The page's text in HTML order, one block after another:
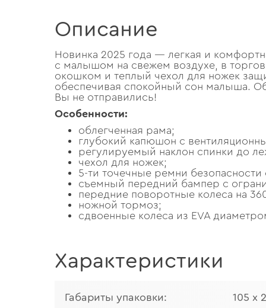
Описание
Новинка 2025 года — легкая и
с малышом на свежем воздухе, в
окошком и теплый чехол для ножек
обеспечивая спокойный сон малыша.
Вы не отправились!
Особенности:
облегченная рама;
глубокий капюшон с
регулируемый наклон спинки до
чехол для ножек;
5-ти точечные ремни
съемный передний бампер с
передние поворотные колеса на
ножной тормоз;
сдвоенные колеса из EVA
Характеристики
Габариты упаковки: 105 х